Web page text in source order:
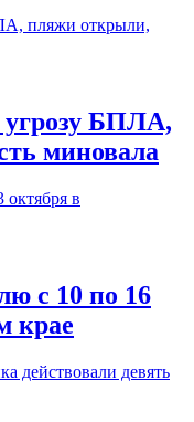
угрозу БПЛА,
миновала
с 10 по 16
крае